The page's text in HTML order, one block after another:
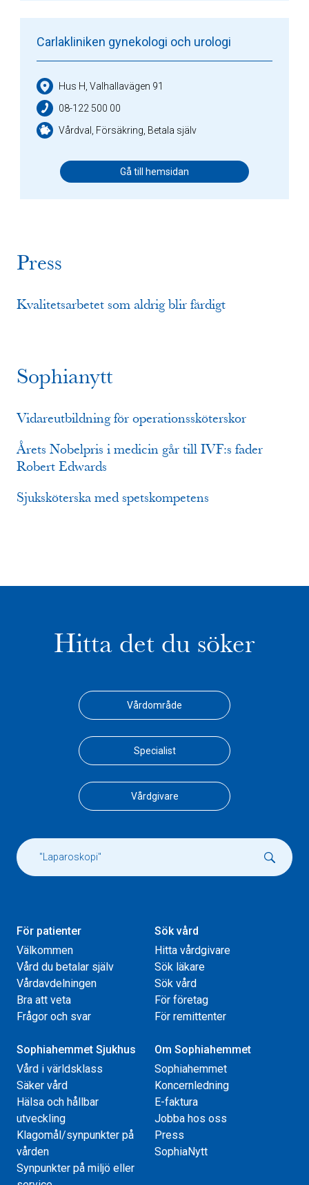
Carlakliniken gynekologi och urologi
Hus H, Valhallavägen 91
08-122 500 00
Vårdval, Försäkring, Betala själv
Gå till hemsidan
Press
Kvalitetsarbetet som aldrig blir färdigt
Sophianytt
Vidareutbildning för operationssköterskor
Årets Nobelpris i medicin går till IVF:s fader
Robert Edwards
Sjuksköterska med spetskompetens
Hitta det du söker
Vårdområde
Specialist
Vårdgivare
För patienter
Välkommen
Vård du betalar själv
Vårdavdelningen
Bra att veta
Frågor och svar
Sök vård
Hitta vårdgivare
Sök läkare
Sök vård
För företag
För remittenter
Sophiahemmet Sjukhus
Vård i världsklass
Säker vård
Hälsa och hållbar
utveckling
Klagomål/synpunkter på
vården
Synpunkter på miljö eller
Om Sophiahemmet
Sophiahemmet
Koncernledning
E-faktura
Jobba hos oss
Press
SophiaNytt